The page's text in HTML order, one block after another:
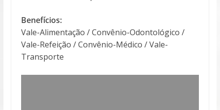
Benefícios:
Vale-Alimentação / Convênio-Odontológico /
Vale-Refeição / Convênio-Médico / Vale-
Transporte